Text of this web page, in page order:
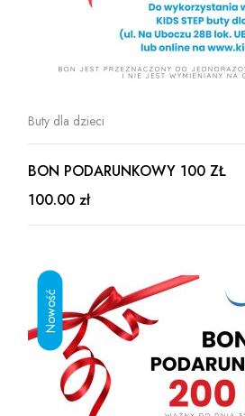
Buty dla dzieci
BON PODARUNKOWY 100 ZŁ
100.00 zł